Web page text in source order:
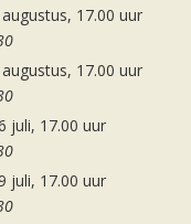
17.00 uur
17.00 uur
juli, 17.00 uur
juli, 17.00 uur